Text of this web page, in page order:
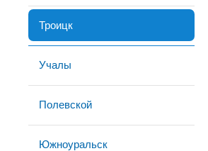
Троицк
Учалы
Полевской
Южноуральск